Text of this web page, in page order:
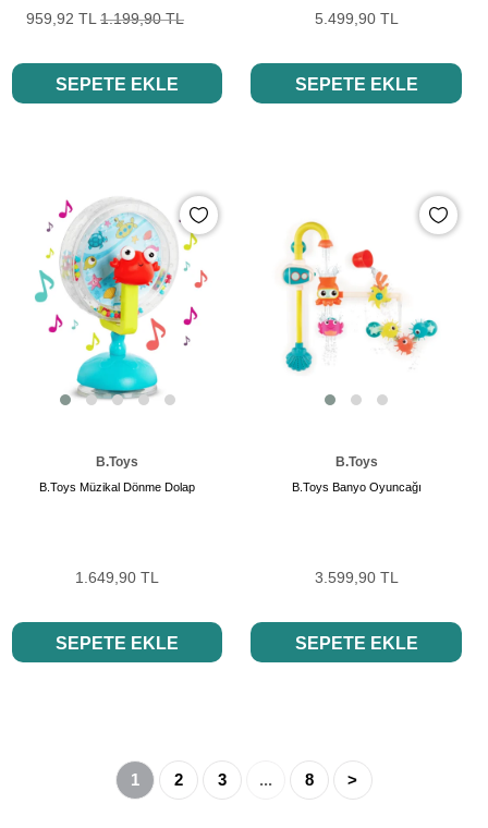
959,92 TL 1.199,90 TL
SEPETE EKLE
5.499,90 TL
SEPETE EKLE
B.Toys
B.Toys Müzikal Dönme Dolap
1.649,90 TL
SEPETE EKLE
B.Toys
B.Toys Banyo Oyuncağı
3.599,90 TL
SEPETE EKLE
1 2 3 ... 8 >